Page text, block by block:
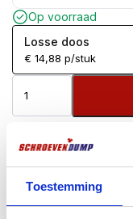
Toestemming
Op voorraad
Losse doos
€ 14,88 p/stuk
Gratisverzending
100 dagen
Klantenbeoordeling